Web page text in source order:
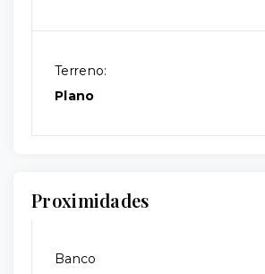
Terreno:
Plano
Proximidades
Banco